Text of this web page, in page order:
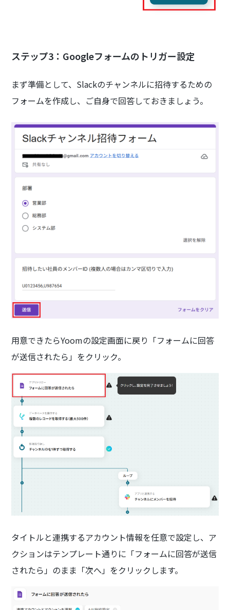
‍ステップ3：Googleフォームのトリガー設定
まず準備として、Slackのチャンネルに招待するための
フォームを作成し、ご自身で回答しておきましょう。
用意できたらYoomの設定画面に戻り「フォームに回答
が送信されたら」をクリック。
タイトルと連携するアカウント情報を任意で設定し、ア
クションはテンプレート通りに「フォームに回答が送信
されたら」のまま「次へ」をクリックします。